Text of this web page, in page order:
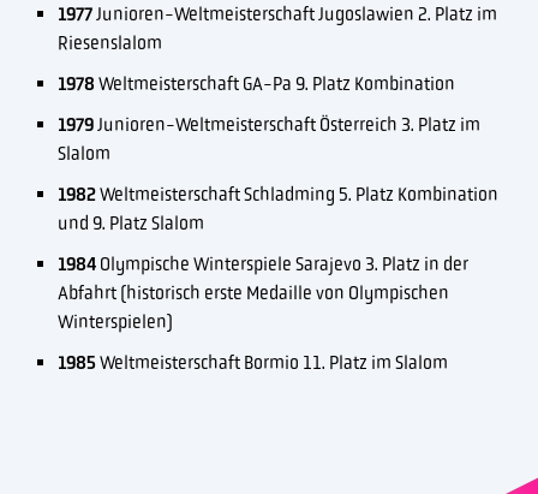
1977Junioren-Weltmeisterschaft Jugoslawien 2. Platz im
Riesenslalom
1978 Weltmeisterschaft GA-Pa 9. Platz Kombination
1979Junioren-Weltmeisterschaft Österreich 3. Platz im
Slalom
1982Weltmeisterschaft Schladming 5. Platz Kombination
und 9. Platz Slalom
1984 Olympische Winterspiele Sarajevo 3. Platz in der
Abfahrt (historisch erste Medaille von Olympischen
Winterspielen)
1985Weltmeisterschaft Bormio 11. Platz im Slalom